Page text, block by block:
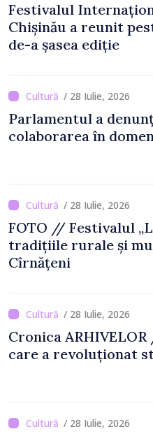
Festivalul
Chișinău a reunit
de-a șasea ediție
/ 28 Iulie, 2026
Parlamentul a
colaborarea în
/ 28 Iulie, 2026
FOTO // Festivalul
tradițiile rurale și
Cîrnățeni
/ 28 Iulie, 2026
Cronica
care a revoluționat
/ 28 Iulie, 2026